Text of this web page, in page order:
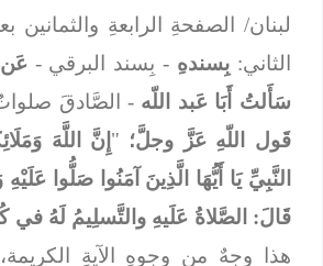
لبنان/ الصفحةِ الرابعةِ والثمانين
الثاني: بِسندهِ- بِسند البرقي - عَن
سَأَلتُ أَبَا عَبد اللّه- الصَّادقَ صلواتُ
قَول اللّهِ عَزَّ وجلَّ؛" إِنَّ اللَّهَ
النَّبِيِّ يَا أَيُّهَا الَّذِينَ آمَنُوا صَلُّوا
قَالَ: الصَّلاةُ عَلَيهِ والتَّسلِيمُ لَهُ
هذا وجهٌ من وجوهِ الآيةِ